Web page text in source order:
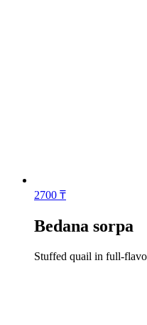
2700 ₸
Bedana sorpa
Stuffed quail in full-